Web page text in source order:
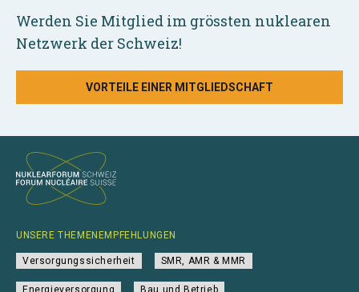
Werden Sie Mitglied im grössten nuklearen
Netzwerk der Schweiz!
VORTEILE EINER MITGLIEDSCHAFT
UNSERE THEMENEMPFEHLUNGEN
Versorgungssicherheit SMR, AMR & MMR
Energieversorgung Bau und Betrieb